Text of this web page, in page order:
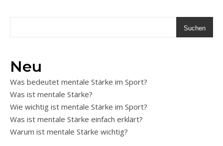
Suchen
Neu
Was bedeutet mentale Stärke im Sport?
Was ist mentale Stärke?
Wie wichtig ist mentale Stärke im Sport?
Was ist mentale Stärke einfach erklärt?
Warum ist mentale Stärke wichtig?